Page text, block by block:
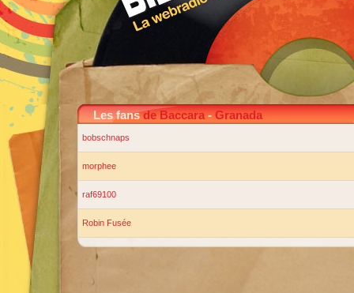
Les fansde Baccara-Granada
bobschnaps
morphee
raf69100
Robin Fusée